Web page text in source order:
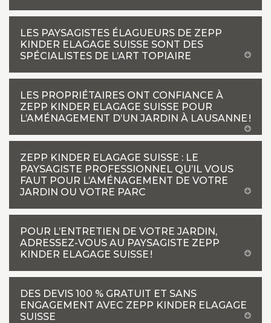
LES PAYSAGISTES ÉLAGUEURS DE ZEPP
KINDER ELAGAGE SUISSE SONT DES
SPÉCIALISTES DE L’ART TOPIAIRE
LES PROPRIÉTAIRES ONT CONFIANCE À
ZEPP KINDER ELAGAGE SUISSE POUR
L’AMÉNAGEMENT D’UN JARDIN À LAUSANNE !
ZEPP KINDER ELAGAGE SUISSE : LE
PAYSAGISTE PROFESSIONNEL QU’IL VOUS
FAUT POUR L’AMÉNAGEMENT DE VOTRE
JARDIN OU VOTRE PARC
POUR L’ENTRETIEN DE VOTRE JARDIN,
ADRESSEZ-VOUS AU PAYSAGISTE ZEPP
KINDER ELAGAGE SUISSE !
DES DEVIS 100 % GRATUIT ET SANS
ENGAGEMENT AVEC ZEPP KINDER ELAGAGE
SUISSE